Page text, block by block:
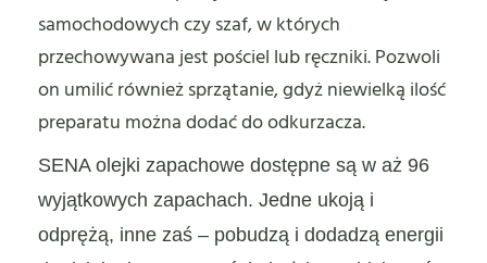
samochodowych czy szaf, w których
przechowywana jest pościel lub ręczniki. Pozwoli
on umilić również sprzątanie, gdyż niewielką ilość
preparatu można dodać do odkurzacza.
SENA olejki zapachowe dostępne są w aż 96
wyjątkowych zapachach. Jedne ukoją i
odprężą, inne zaś – pobudzą i dodadzą energii